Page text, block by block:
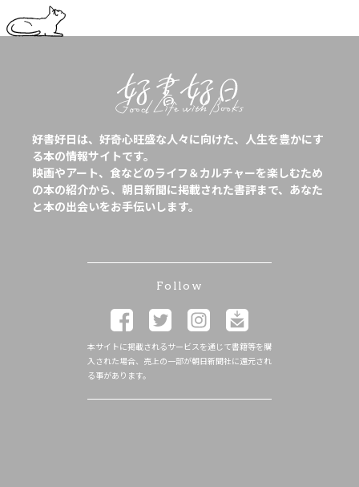
好書好日は、好奇心旺盛な人々に向けた、人生を豊かにす
る本の情報サイトです。
映画やアート、食などのライフ＆カルチャーを楽しむため
の本の紹介から、朝日新聞に掲載された書評まで、あなた
と本の出会いをお手伝いします。
Follow
本サイトに掲載されるサービスを通じて書籍等を購
入された場合、売上の一部が朝日新聞社に還元され
る事があります。